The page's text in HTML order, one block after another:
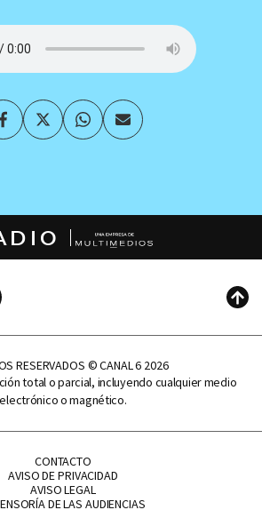
FacebookTwitterWhatsapp
Enviar
por
Instagram
RESERVADOS © CANAL 6 2026
total o parcial, incluyendo cualquier medio
electrónico o magnético.
CONTACTO
AVISO DE PRIVACIDAD
AVISO LEGAL
DE LAS AUDIENCIAS